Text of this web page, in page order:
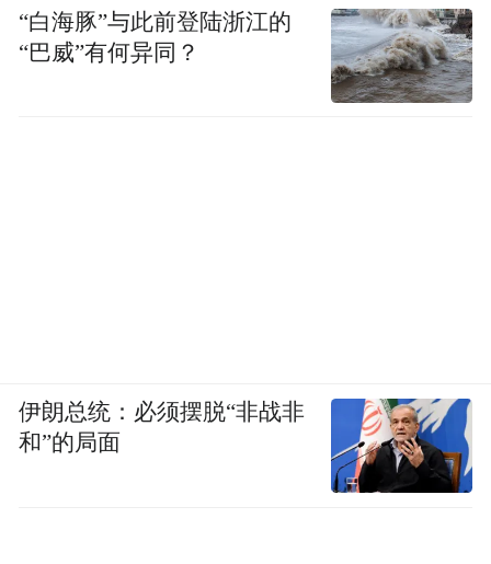
“白海豚”与此前登陆浙江的
“巴威”有何异同？
伊朗总统：必须摆脱“非战非
和”的局面